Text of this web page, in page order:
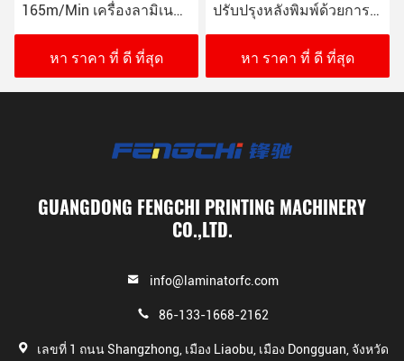
165m/Min เครื่องลามิเนต
ฟลอยท์ฟลอยท์ฟลอยท์
ดิจิตอลเต็ม
หา ราคา ที่ ดี ที่สุด
ปรับปรุงหลังพิมพ์ด้วยการ
ปรับน้ํามันแบบอัตโนมัติ
หา ราคา ที่ ดี ที่สุด
GUANGDONG FENGCHI PRINTING MACHINERY
CO.,LTD.
info@laminatorfc.com
86-133-1668-2162
เลขที่ 1 ถนน Shangzhong, เมือง Liaobu, เมือง Dongguan, จังหวัด